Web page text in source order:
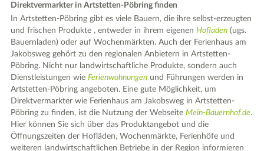
Direktvermarkter in Artstetten-Pöbring finden
In Artstetten-Pöbring gibt es viele Bauern, die ihre selbst-erzeugten
und frischen Produkte , entweder in ihrem eigenenHofladen (ugs.
Bauernladen) oder auf Wochenmärkten. Auch der Ferienhaus am
Jakobsweg gehört zu den regionalen Anbietern in Artstetten-
Pöbring. Nicht nur landwirtschaftliche Produkte, sondern auch
Dienstleistungen wieFerienwohnungen und Führungen werden in
Artstetten-Pöbring angeboten. Eine gute Möglichkeit, um
Direktvermarkter wie Ferienhaus am Jakobsweg in Artstetten-
Pöbring zu finden, ist die Nutzung der WebseiteMein-Bauernhof.de.
Hier können Sie sich über das Produktangebot und die
Öffnungszeiten der Hofläden, Wochenmärkte, Ferienhöfe und
weiteren landwirtschaftlichen Betriebe in der Region informieren